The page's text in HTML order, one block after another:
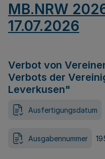
MB.NRW
17.07.2026
Verbot von
Verbots der
Leverkusen"
Ausfertigungsdatum
Ausgabennummer